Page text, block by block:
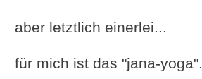
aber letztlich einerlei...
für mich ist das "jana-yoga".